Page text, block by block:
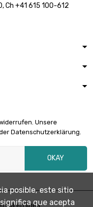
, Ch +41 615 100-612
Unsere
Datenschutzerklärung.
OKAY
en línea
posible, este sitio
que acepta